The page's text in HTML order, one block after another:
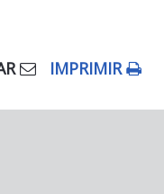
IMPRIMIR